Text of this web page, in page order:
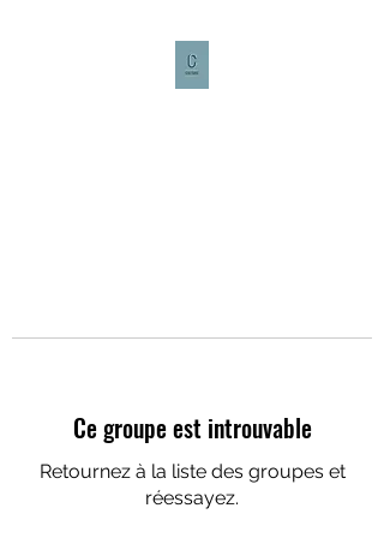
Ce groupe est introuvable
Retournez à la liste des groupes et
réessayez.